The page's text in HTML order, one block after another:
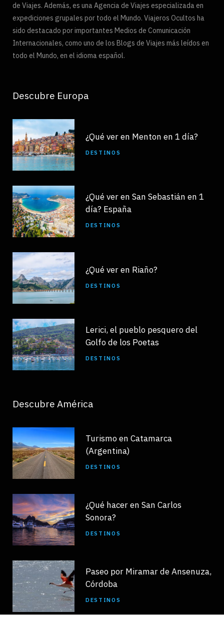
de Viajes. Además, es una Agencia de Viajes especializada en
expediciones grupales por todo el Mundo. Viajeros Ocultos ha
sido destacado por importantes Medios de Comunicación
Internacionales, como uno de los Blogs de Viajes más leídos en
todo el Mundo, en el idioma español.
Descubre Europa
¿Qué ver en Menton en 1 día?
DESTINOS
¿Qué ver en San Sebastián en 1
día? España
DESTINOS
¿Qué ver en Riaño?
DESTINOS
Lerici, el pueblo pesquero del
Golfo de los Poetas
DESTINOS
Descubre América
Turismo en Catamarca
(Argentina)
DESTINOS
¿Qué hacer en San Carlos
Sonora?
DESTINOS
Paseo por Miramar de Ansenuza,
Córdoba
DESTINOS